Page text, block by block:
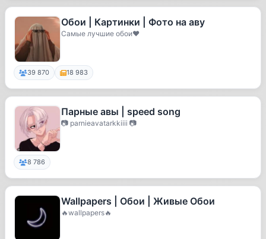
Обои | Картинки | Фото на аву
Самые лучшие обои❤️
39 870 18 983
Парные авы | speed song
📷 parnieavatarkkiiii 📷
8 786
Wallpapers | Обои | Живые Обои
🔥wallpapers🔥